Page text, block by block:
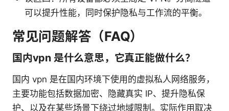
可以提升性能，同时保护隐私与工作流的平衡。
常见问题解答（FAQ）
国内vpn 是什么意思，它真正能做什么？
国内 vpn 是在国内环境下使用的虚拟私人网络服务，
主要功能包括数据加密、隐藏真实 IP、提升隐私保
护、以及在某些场景下绕过地域限制。实际作用取决